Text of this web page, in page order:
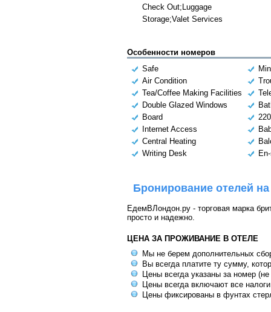
Check Out;Luggage
Storage;Valet Services
Особенности номеров
Safe
Air Condition
Tea/Coffee Making Facilities
Double Glazed Windows
Board
Internet Access
Central Heating
Writing Desk
Бронирование отелей
ЕдемВЛондон.ру - торговая марка
просто и надежно.
ЦЕНА ЗА ПРОЖИВАНИЕ В ОТЕЛЕ
Мы не берем дополнительных
Вы всегда платите ту сумму,
Цены всегда указаны за номер
Цены всегда включают все
Цены фиксированы в фунтах